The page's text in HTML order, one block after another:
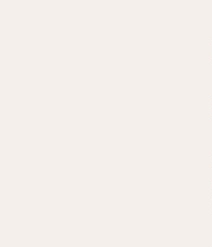
programme
de leur
notre